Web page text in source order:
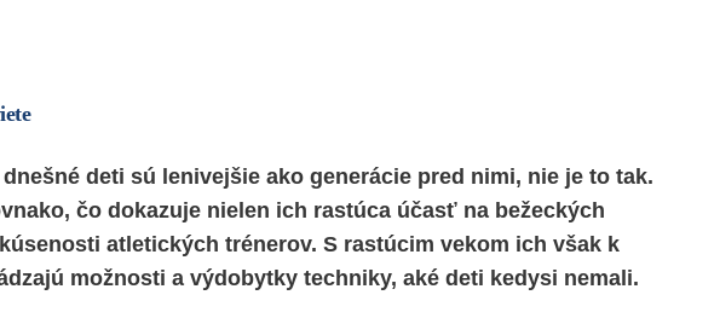
deti sú lenivejšie ako generácie pred nimi, nie je to tak.
čo dokazuje nielen ich rastúca účasť na bežeckých
atletických trénerov. S rastúcim vekom ich však k
možnosti a výdobytky techniky, aké deti kedysi nemali.